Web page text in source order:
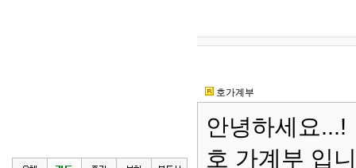
호가계부
안녕하세요...!
호 가계부 입